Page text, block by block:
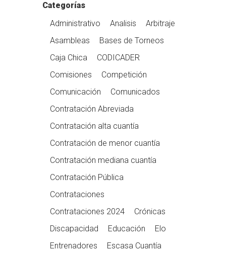
Categorías
Administrativo
Analisis
Arbitraje
Asambleas
Bases de Torneos
Caja Chica
CODICADER
Comisiones
Competición
Comunicación
Comunicados
Contratación Abreviada
Contratación alta cuantía
Contratación de menor cuantía
Contratación mediana cuantía
Contratación Pública
Contrataciones
Contrataciones 2024
Crónicas
Discapacidad
Educación
Elo
Entrenadores
Escasa Cuantía